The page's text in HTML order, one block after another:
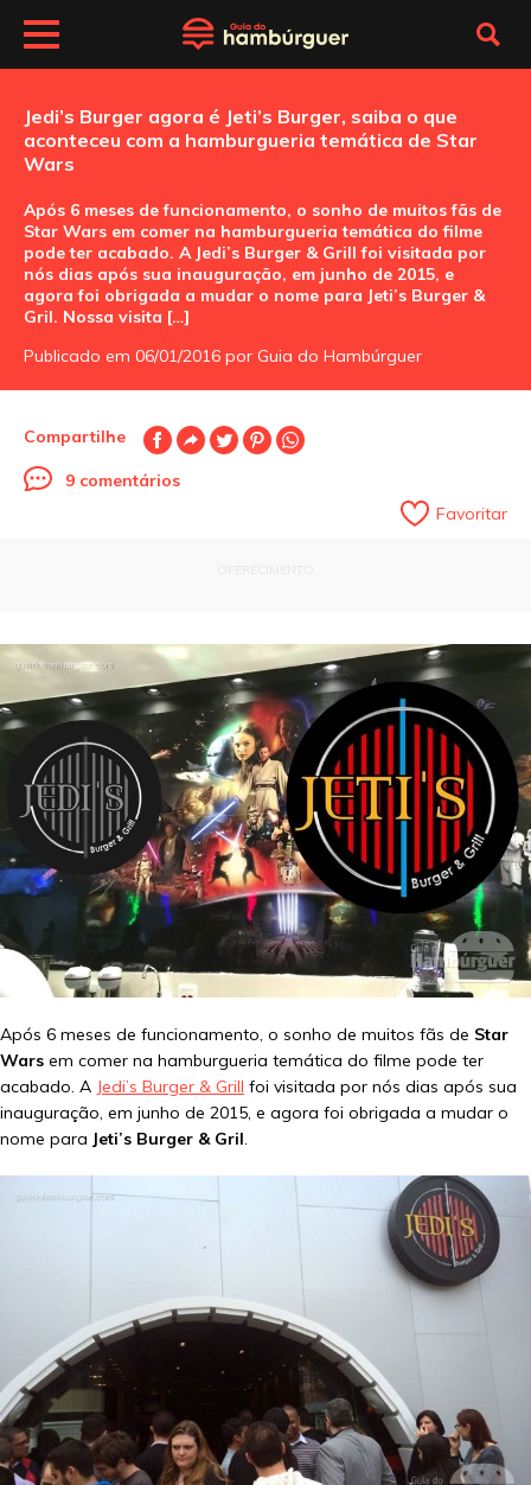
Jedi’s Burger agora é Jeti’s Burger, saiba o que
aconteceu com a hamburgueria temática de Star
Wars
Após 6 meses de funcionamento, o sonho de muitos fãs de
Star Wars em comer na hamburgueria temática do filme
pode ter acabado. A Jedi’s Burger & Grill foi visitada por
nós dias após sua inauguração, em junho de 2015, e
agora foi obrigada a mudar o nome para Jeti’s Burger &
Gril. Nossa visita […]
Publicado em 06/01/2016 por Guia do Hambúrguer
Compartilhe
9 comentários
Favoritar
Após 6 meses de funcionamento, o sonho de muitos fãs de Star
Wars em comer na hamburgueria temática do filme pode ter
acabado. A Jedi’s Burger & Grill foi visitada por nós dias após sua
inauguração, em junho de 2015, e agora foi obrigada a mudar o
nome para Jeti’s Burger & Gril.